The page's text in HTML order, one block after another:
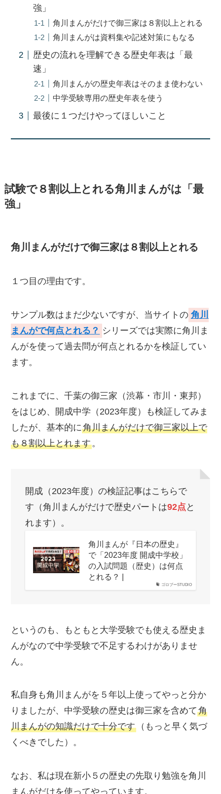
強」
角川まんがだけで御三家は８割以上とれる
角川まんがは資料集や記述対策にもなる
歴史の流れを理解できる歴史年表は「最
速」
角川まんがの歴史年表はそのまま使わない
中学受験専用の歴史年表を使う
最後に１つだけやってほしいこと
試験で８割以上とれる角川まんがは「最
強」
角川まんがだけで御三家は８割以上とれる
１つ目の理由です。
サンプル数はまだ少ないですが、当サイトの 角川
まんがで何点とれる？ シリーズでは実際に角川ま
んがを使って過去問が何点とれるかを検証してい
ます。
これまでに、千葉の御三家（渋幕・市川・東邦）
をはじめ、開成中学（2023年度）も検証してみま
したが、基本的に角川まんがだけで御三家以上で
も８割以上とれます。
開成（2023年度）の検証記事はこちらで
す（角川まんがだけで歴史パートは92点 と
れます）。
ゴロブーSTUDIO
角川まんが『日本の歴史』
で「2023年度 開成中学校」
の入試問題（歴史）は何点
とれる？ |
というのも、もともと大学受験でも使える歴史ま
んがなので中学受験で不足するわけがありませ
ん。
私自身も角川まんがを５年以上使ってやっと分か
りましたが、中学受験の歴史は御三家を含めて角
川まんがの知識だけで十分です （もっと早く気づ
くべきでした）。
なお、私は現在新小５の歴史の先取り勉強を角川
まんがだけを使ってやっています。